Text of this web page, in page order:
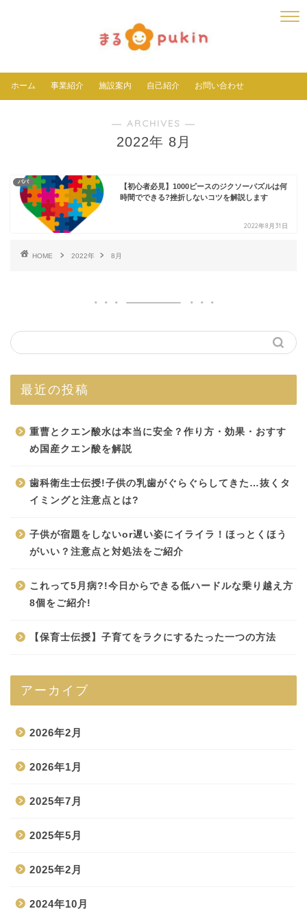
ホーム 事業紹介 施設案内 自己紹介 お問い合わせ
― ARCHIVES ―
2022年 8月
パパ
【初心者必見】1000ピースのジクソーパズルは何
時間でできる?挫折しないコツを解説します
2022年8月31日
HOME 2022年 8月
最近の投稿
重曹とクエン酸水は本当に安全？作り方・効果・おすす
め国産クエン酸を解説
歯科衛生士伝授!子供の乳歯がぐらぐらしてきた…抜くタ
イミングと注意点とは?
子供が宿題をしないor遅い姿にイライラ！ほっとくほう
がいい？注意点と対処法をご紹介
これって5月病?!今日からできる低ハードルな乗り越え方
8個をご紹介!
【保育士伝授】子育てをラクにするたった一つの方法
アーカイブ
2026年2月
2026年1月
2025年7月
2025年5月
2025年2月
2024年10月